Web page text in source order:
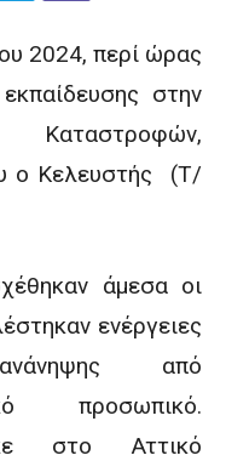
2024, περί ώρας
στην
Καταστροφών,
ο Κελευστής (Τ/
άμεσα οι
ενέργειες
ανάνηψης από
προσωπικό.
στο Αττικό